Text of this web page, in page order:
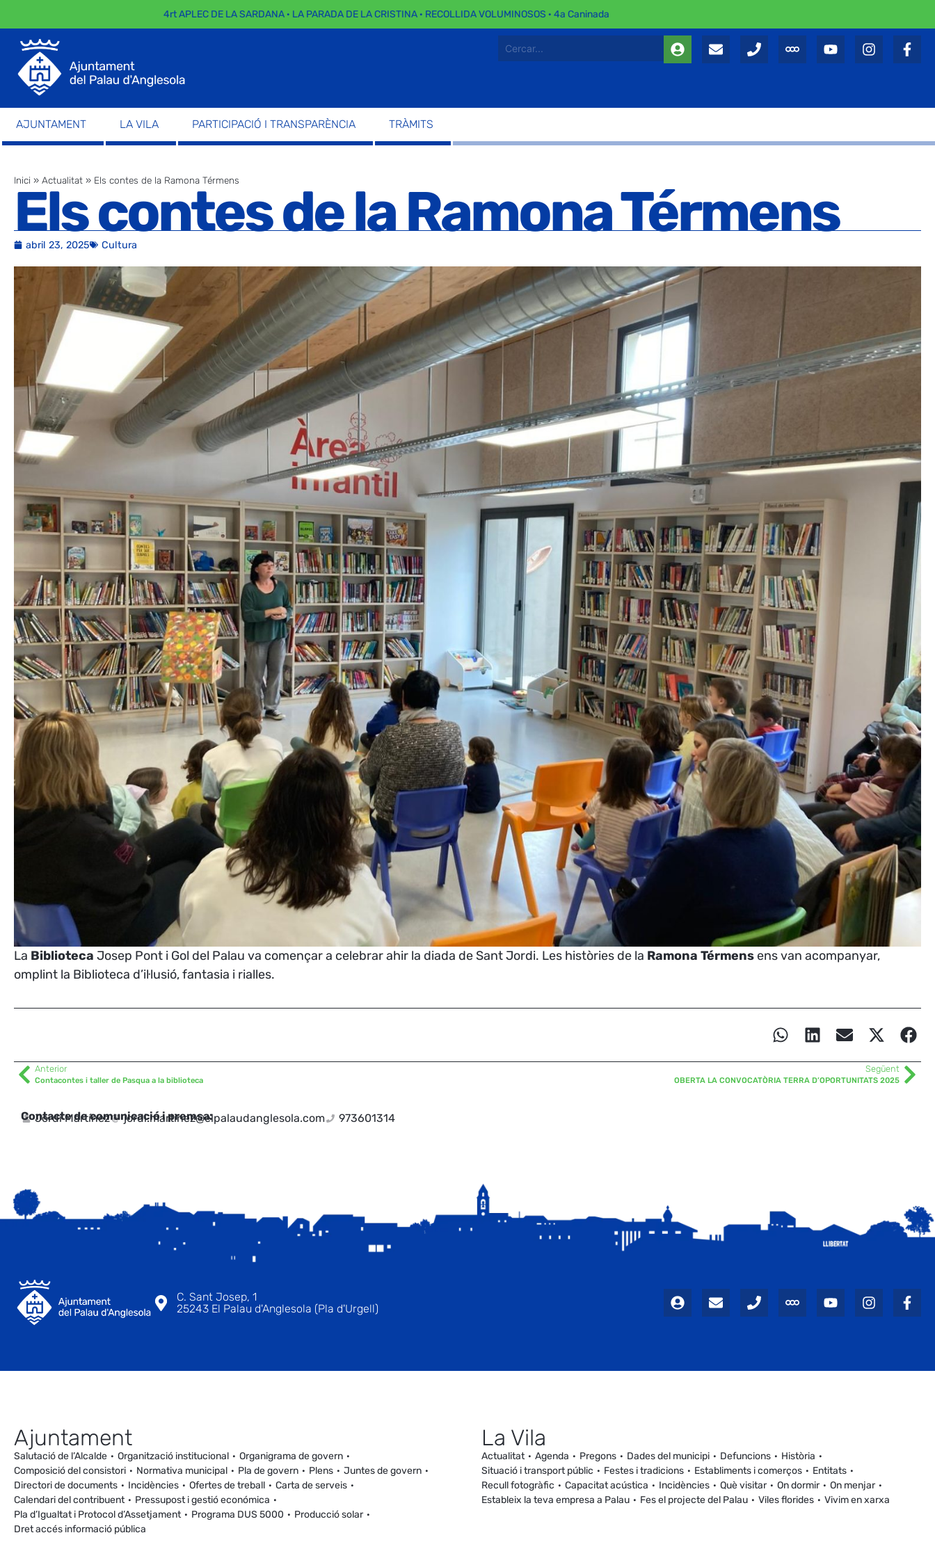
4rt APLEC DE LA SARDANA · LA PARADA DE LA CRISTINA · RECOLLIDA VOLUMINOSOS · 4a Caninada
AJUNTAMENT LA VILA PARTICIPACIÓ I TRANSPARÈNCIA TRÀMITS
Inici » Actualitat » Els contes de la Ramona Térmens
Els contes de la Ramona Térmens
abril 23, 2025 Cultura
La Biblioteca Josep Pont i Gol del Palau va començar a celebrar ahir la diada de Sant Jordi. Les històries de la Ramona Térmens ens van acompanyar,
omplint la Biblioteca d’il·lusió, fantasia i rialles.
Anterior
Contacontes i taller de Pasqua a la biblioteca
Següent
OBERTA LA CONVOCATÒRIA TERRA D’OPORTUNITATS 2025
Contacte de comunicació i premsa:
Jordi Martínez jordi.martinez@elpalaudanglesola.com 973601314
C. Sant Josep, 1
25243 El Palau d'Anglesola (Pla d'Urgell)
Ajuntament
Salutació de l’Alcalde Organització institucional
Organigrama de govern
Composició del consistori
Normativa municipal Pla de govern Plens
Juntes de govern
Directori de documents
Incidències Ofertes de treball
Carta de serveis
Calendari del contribuent
Pressupost i gestió económica
Pla d’Igualtat i Protocol d’Assetjament
Programa DUS 5000
Producció solar
Dret accés informació pública
La Vila
Actualitat Agenda Pregons Dades del municipi Defuncions
Història
Situació i transport públic
Festes i tradicions Establiments i comerços
Entitats
Recull fotogràfic
Capacitat acústica Incidències Què visitar On dormir
On menjar
Estableix la teva empresa a Palau
Fes el projecte del Palau Viles florides Vivim en xarxa